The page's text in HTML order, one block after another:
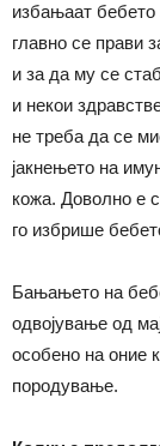
избањаат
главно се прави
и за да му се
и некои
не треба да се
јакнењето на
кожа. Доволно е
го избрише
Бањањето на
одвојување од
особено на оние
породување.